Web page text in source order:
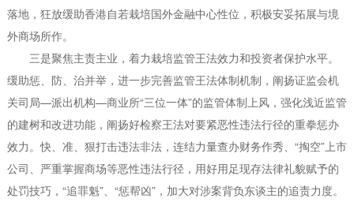
落地，狂放缓助香港自若栽培国外金融中心性位，积极安妥拓展与境
外商场所作。
三是聚焦主责主业，着力栽培监管王法效力和投资者保护水平。
缓助惩、防、治并举，进一步完善监管王法体制机制，阐扬证监会机
关司局—派出机构—商业所“三位一体”的监管体制上风，强化浅近监管
的建树和改进功能，阐扬好检察王法对要紧恶性违法行径的重拳惩办
效力。快、准、狠打击违法非法，连结力量查办财务作秀、“掏空”上市
公司、严重掌握商场等恶性违法行径，用好用足现存法律礼貌赋予的
处罚技巧，“追罪魁”、“惩帮凶”，加大对涉案背负东谈主的追责力度。